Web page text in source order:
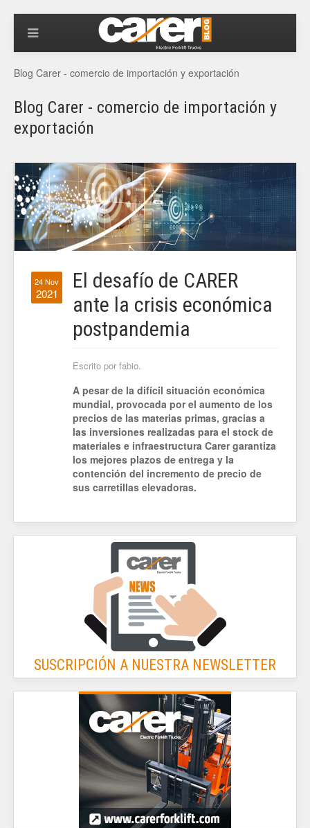
Blog Carer - comercio de importación y exportación
Blog Carer - comercio de importación y
exportación
24 Nov
2021
El desafío de CARER
ante la crisis económica
postpandemia
Escrito por fabio.
A pesar de la difícil situación económica
mundial, provocada por el aumento de los
precios de las materias primas, gracias a
las inversiones realizadas para el stock de
materiales e infraestructura Carer garantiza
los mejores plazos de entrega y la
contención del incremento de precio de
sus carretillas elevadoras.
SUSCRIPCIÓN A NUESTRA NEWSLETTER